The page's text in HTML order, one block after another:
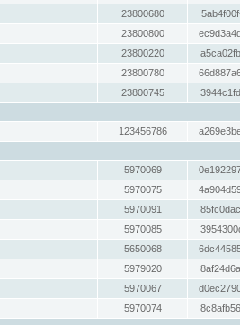
23800680
23800800
23800220
23800780
23800745
123456786
5970069
5970075
5970091
5970085
5650068
5979020
5970067
5970074